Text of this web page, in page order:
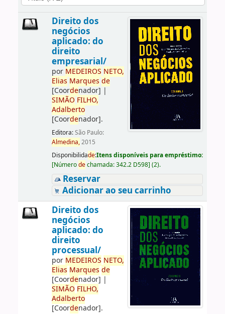
Direito dos
negócios
aplicado: do
direito
empresarial/
por MEDEIROS NETO,
Elias Marques de
[Coordenador] |
SIMÃO FILHO,
Adalberto
[Coordenador].
Editora:São Paulo:
Almedina,2015
Disponibilidade:Itens disponíveis para empréstimo:
[Númerodechamada:342.2 D598] (2).
Reservar
Adicionar ao seu carrinho
Direito dos
negócios
aplicado: do
direito
processual/
por MEDEIROS NETO,
Elias Marques de
[Coordenador] |
SIMÃO FILHO,
Adalberto
[Coordenador].